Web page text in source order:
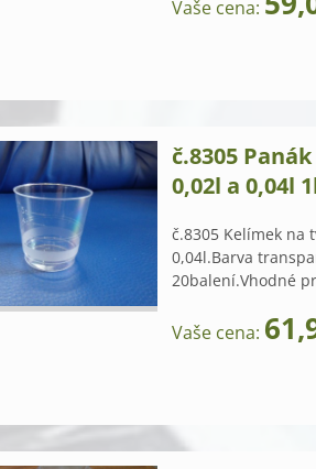
Vaše cena:
č.8305
0,02l a 0,04l
č.8305 Kelímek na
0,04l.Barva
20balení.Vhodné
Vaše cena: